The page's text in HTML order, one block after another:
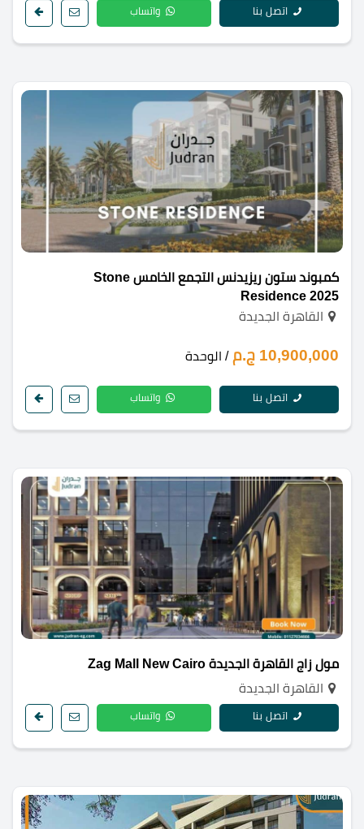
اتصل بنا واتساب
كمبوند ستون ريزيدنس التجمع الخامس Stone
Residence 2025
القاهرة الجديدة
10,900,000 ج.م / الوحدة
اتصل بنا واتساب
مول زاج القاهرة الجديدة Zag Mall New Cairo
القاهرة الجديدة
اتصل بنا واتساب